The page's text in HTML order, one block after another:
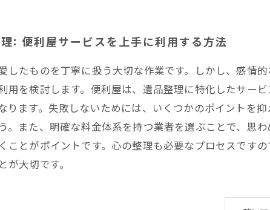
: 便利屋サービスを上手に利用する方法
したものを丁寧に扱う大切な作業です。しかし、感情
用を検討します。便利屋は、遺品整理に特化したサー
ります。失敗しないためには、いくつかのポイントを
。また、明確な料金体系を持つ業者を選ぶことで、思
ことがポイントです。心の整理も必要なプロセスです
大切です。